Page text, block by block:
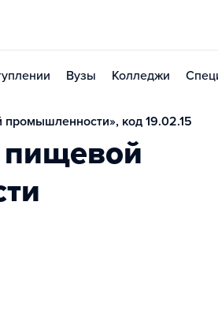
Вузы Колледжи
код 19.02.15
пищевой